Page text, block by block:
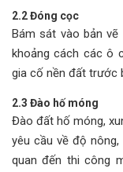
2.2 Đóng cọc
Bám sát vào bản
khoảng cách các ô
gia cố nền đất trước
2.3 Đào hố móng
Đào đất hố móng,
yêu cầu về độ
quan đến thi công